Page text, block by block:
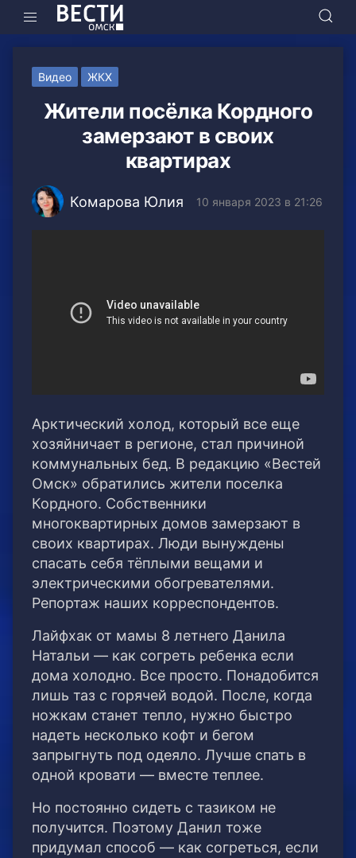
Видео ЖКХ
Жители посёлка Кордного
замерзают в своих
квартирах
Комарова Юлия 10 января 2023 в 21:26
Арктический холод, который все еще
хозяйничает в регионе, стал причиной
коммунальных бед. В редакцию «Вестей
Омск» обратились жители поселка
Кордного. Собственники
многоквартирных домов замерзают в
своих квартирах. Люди вынуждены
спасать себя тёплыми вещами и
электрическими обогревателями.
Репортаж наших корреспондентов.
Лайфхак от мамы 8 летнего Данила
Натальи — как согреть ребенка если
дома холодно. Все просто. Понадобится
лишь таз с горячей водой. После, когда
ножкам станет тепло, нужно быстро
надеть несколько кофт и бегом
запрыгнуть под одеяло. Лучше спать в
одной кровати — вместе теплее.
Но постоянно сидеть с тазиком не
получится. Поэтому Данил тоже
придумал способ — как согреться, если